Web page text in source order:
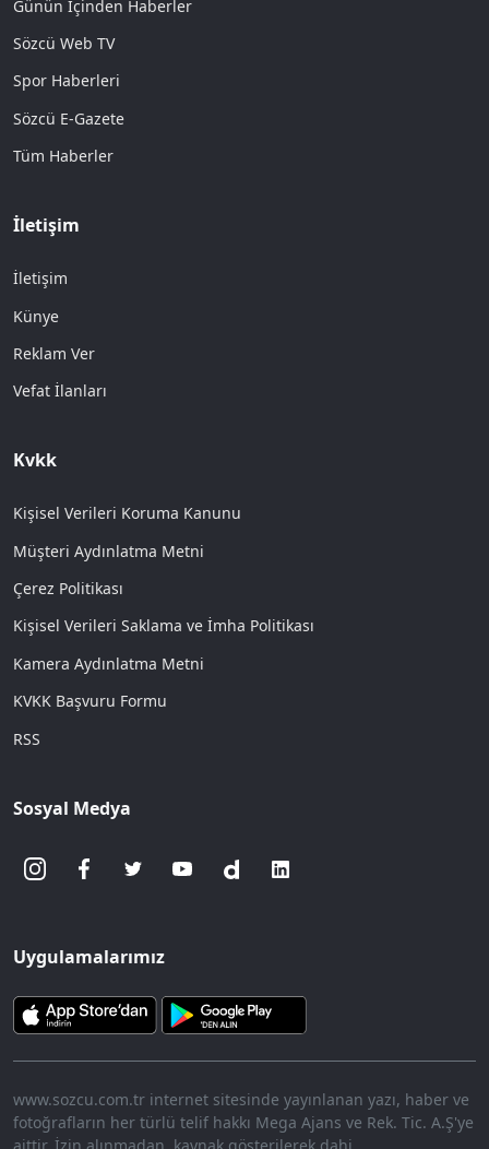
Günün İçinden Haberler
Sözcü Web TV
Spor Haberleri
Sözcü E-Gazete
Tüm Haberler
İletişim
İletişim
Künye
Reklam Ver
Vefat İlanları
Kvkk
Kişisel Verileri Koruma Kanunu
Müşteri Aydınlatma Metni
Çerez Politikası
Kişisel Verileri Saklama ve İmha Politikası
Kamera Aydınlatma Metni
KVKK Başvuru Formu
RSS
Sosyal Medya
Uygulamalarımız
www.sozcu.com.tr internet sitesinde yayınlanan yazı, haber ve
fotoğrafların her türlü telif hakkı Mega Ajans ve Rek. Tic. A.Ş'ye
aittir. İzin alınmadan, kaynak gösterilerek dahi